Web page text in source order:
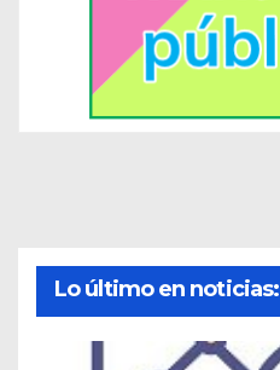
Lo último en noticias: